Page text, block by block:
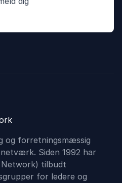
og forretningsmæssig
Siden 1992 har
Network) tilbudt
for ledere og